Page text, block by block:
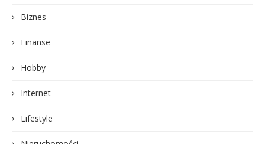
Biznes
Finanse
Hobby
Internet
Lifestyle